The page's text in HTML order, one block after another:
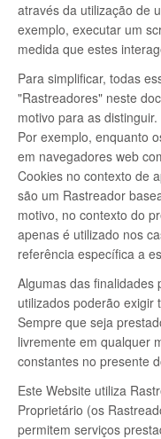
através da utilização de
exemplo, executar um
medida que estes
Para simplificar, todas
"Rastreadores" neste
motivo para as distinguir.
Por exemplo, enquanto
em navegadores web
Cookies no contexto de
são um Rastreador
motivo, no contexto do
apenas é utilizado nos
referência específica a
Algumas das finalidades
utilizados poderão exigir
Sempre que seja
livremente em qualquer
constantes no presente
Este Website utiliza
Proprietário (os
permitem serviços